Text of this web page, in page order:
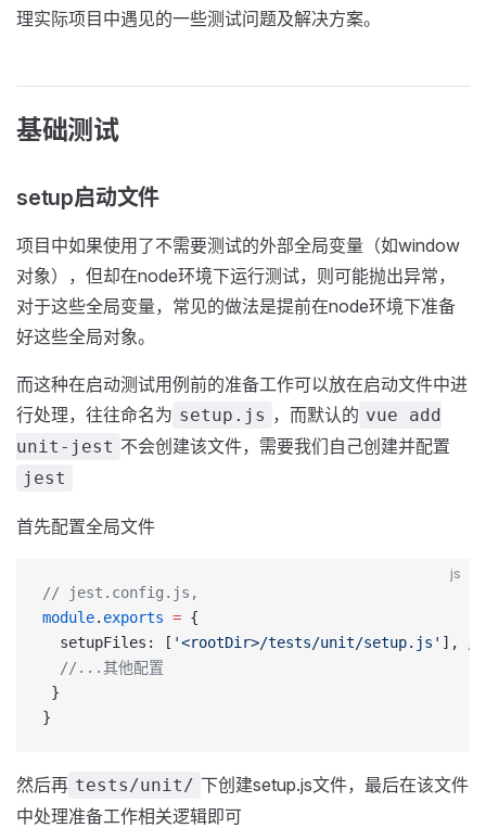
理实际项目中遇见的一些测试问题及解决方案。
基础测试
setup启动文件
项目中如果使用了不需要测试的外部全局变量（如window
对象），但却在node环境下运行测试，则可能抛出异常，
对于这些全局变量，常见的做法是提前在node环境下准备
好这些全局对象。
而这种在启动测试用例前的准备工作可以放在启动文件中进
行处理，往往命名为 setup.js ，而默认的 vue add
unit-jest 不会创建该文件，需要我们自己创建并配置
jest
首先配置全局文件
js
// jest.config.js,
module. exports = {
  setupFiles: [
'<rootDir>/tests/unit/setup.js' ],
  //...其他配置
}
}
然后再 tests/unit/ 下创建setup.js文件，最后在该文件
中处理准备工作相关逻辑即可